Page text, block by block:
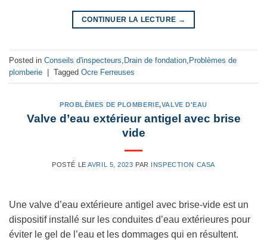
CONTINUER LA LECTURE →
Posted in Conseils d'inspecteurs Drain de fondation Problèmes de
plomberie | Tagged Ocre Ferreuses
PROBLÈMES DE PLOMBERIE,VALVE D'EAU
Valve d’eau extérieur antigel avec brise
vide
POSTÉ LEAVRIL 5, 2023 PAR INSPECTION CASA
Une valve d’eau extérieure antigel avec brise-vide est un
dispositif installé sur les conduites d’eau extérieures pour
éviter le gel de l’eau et les dommages qui en résultent.